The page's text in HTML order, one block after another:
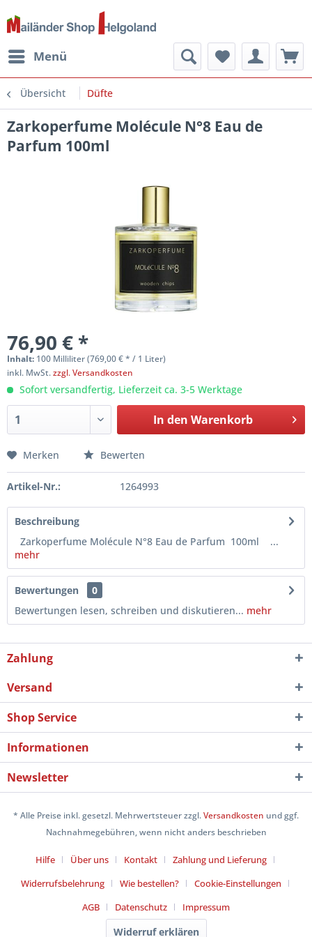
Menü
Übersicht Düfte
Zarkoperfume Molécule N°8 Eau de
Parfum 100ml
76,90 € *
Inhalt: 100 Milliliter (769,00 € * / 1 Liter)
inkl. MwSt.zzgl. Versandkosten
Sofort versandfertig, Lieferzeit ca. 3-5 Werktage
In den Warenkorb
Merken Bewerten
Artikel-Nr.: 1264993
Beschreibung
Zarkoperfume Molécule N°8 Eau de Parfum 100ml ...
mehr
Bewertungen
0
Bewertungen lesen, schreiben und diskutieren... mehr
Zahlung
Versand
Shop Service
Informationen
Newsletter
* Alle Preise inkl. gesetzl. Mehrwertsteuer zzgl.Versandkosten und ggf.
Nachnahmegebühren, wenn nicht anders beschrieben
Hilfe Über uns Kontakt
Zahlung und Lieferung
Widerrufsbelehrung
Wie bestellen?
Cookie-Einstellungen
AGB
Datenschutz Impressum
Widerruf erklären